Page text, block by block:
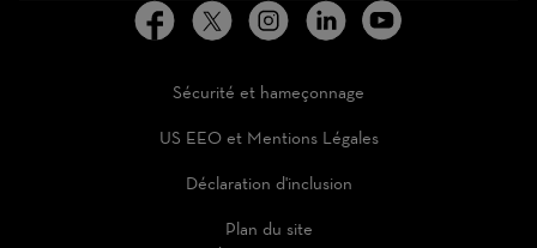
Sécurité et hameçonnage
US EEO et Mentions Légales
Déclaration d'inclusion
Plan du site